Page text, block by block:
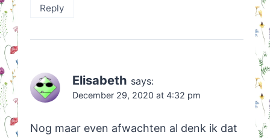
Reply
Elisabeth says:
December 29, 2020 at 4:32 pm
Nog maar even afwachten al denk ik dat